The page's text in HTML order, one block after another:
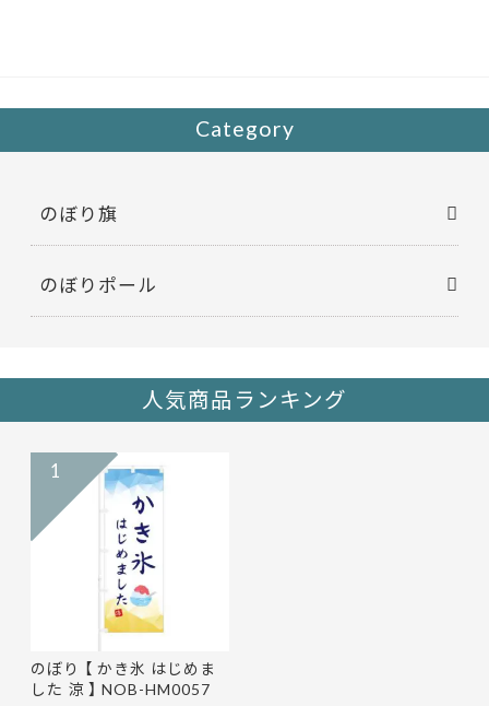
k Category
のぼり旗
のぼりポール
人気商品ランキング
のぼり 【 かき氷 はじめま
した 涼 】 NOB-HM0057
1